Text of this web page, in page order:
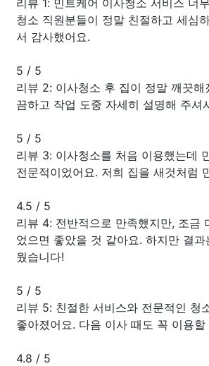
청소 직원분들이 정말 친절하고 세심
서 감사했어요.
5 / 5
리뷰 2: 이사청소 후 집이 정말 깨끗해
끔하고 작업 도중 자세히 설명해 주셔
5 / 5
리뷰 3: 이사청소를 처음 이용했는데
전문적이었어요. 저희 집을 새것처럼
4.5 / 5
리뷰 4: 전반적으로 만족했지만, 조금
었으면 좋았을 것 같아요. 하지만 결과
웠습니다!
5 / 5
리뷰 5: 친절한 서비스와 전문적인 청
좋아졌어요. 다음 이사 때도 꼭 이용할
4.8 / 5